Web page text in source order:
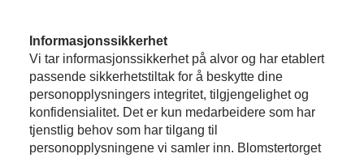
Informasjonssikkerhet
Vi tar informasjonssikkerhet på alvor og har etablert
passende sikkerhetstiltak for å beskytte dine
personopplysningers integritet, tilgjengelighet og
konfidensialitet. Det er kun medarbeidere som har
tjenstlig behov som har tilgang til
personopplysningene vi samler inn. Blomstertorget